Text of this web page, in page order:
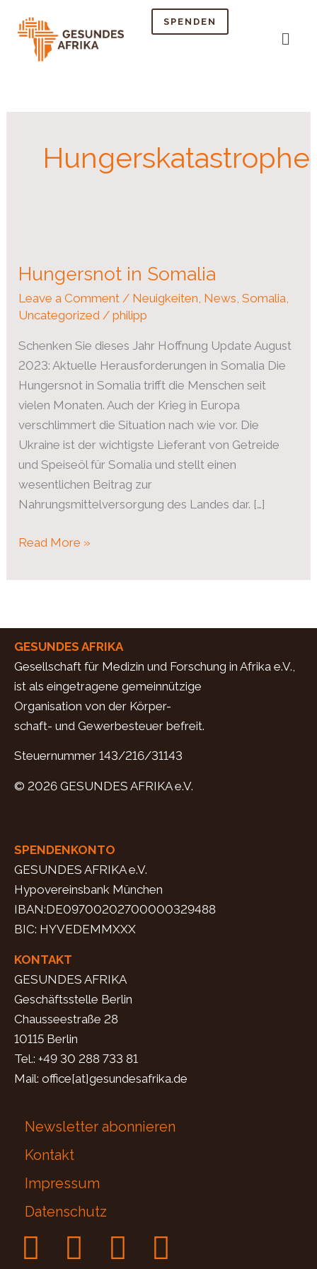
content
Menu
SPENDEN
Hungerskatastrophe
Hungersnot in Somalia
Leave a Comment / Neuigkeiten, News,Somalia,
Uncategorized /philipp
Schenken Sie dieses Jahr Hoffnung Update August
2023: Aktuelle Herausforderungen in Somalia Die
Hungersnot in Somalia trifft die Menschen seit
vielen Monaten. Auch der Krieg in Europa
verschlimmert die Situation nach wie vor. Die
Ukraine ist der wichtigste Lieferant von Getreide
und Speiseöl für Somalia und stellt einen
wesentlichen Beitrag zur
Nahrungsmittelversorgung des Landes dar. […]
Somalia
Read More »
GESUNDES AFRIKA
Gesellschaft für Medizin und Forschung in Afrika e.V.,
ist als eingetragene gemeinnützige
Organisation von der Körper-
schaft- und Gewerbesteuer befreit.
Steuernummer 143/216/31143
© 2026 GESUNDES AFRIKA e.V.
SPENDENKONTO
GESUNDES AFRIKA e.V.
Hypovereinsbank München
IBAN:DE09700202700000329488
BIC: HYVEDEMMXXX
KONTAKT
GESUNDES AFRIKA
Geschäftsstelle Berlin
Chausseestraße 28
10115 Berlin
Tel.: +49 30 288 733 81
Mail: office[at]gesundesafrika.de
Newsletter abonnieren
Kontakt
Impressum
Datenschutz